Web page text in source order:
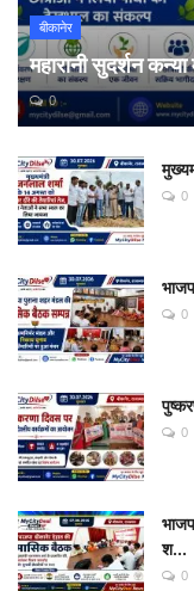
बीकानेर
महारानी सुदर्शन
0
0
0
0
श...
0